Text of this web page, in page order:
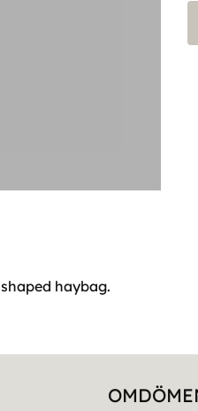
haybag.